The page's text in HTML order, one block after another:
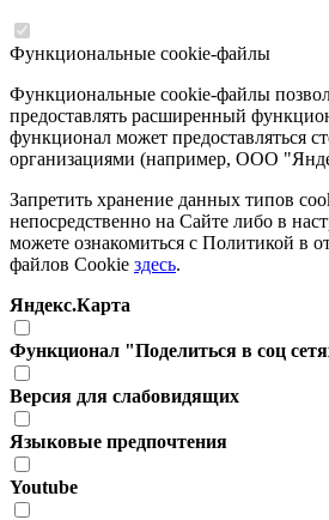
Функциональные cookie-файлы
Функциональные cookie-файлы
предоставлять расширенный
функционал может предоставляться
организациями (например, ООО
Запретить хранение данных типов
непосредственно на Сайте либо в
можете ознакомиться с Политикой в
файлов Cookie здесь.
Яндекс.Карта
Функционал "Поделиться в соц
Версия для слабовидящих
Языковые предпочтения
Youtube